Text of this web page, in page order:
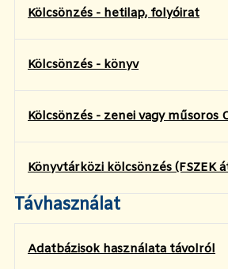
Kölcsönzés - hetilap, folyóirat
Kölcsönzés - könyv
Kölcsönzés - zenei vagy műsoros
Könyvtárközi kölcsönzés (FSZEK
Távhasználat
Adatbázisok használata távolról